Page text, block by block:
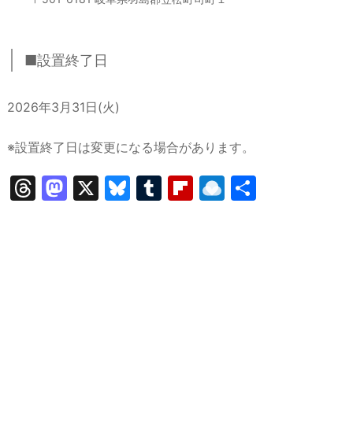
■設置終了日
2026年3月31日(火)
※設置終了日は変更になる場合があります。
T
M X
Bl T
Fl R